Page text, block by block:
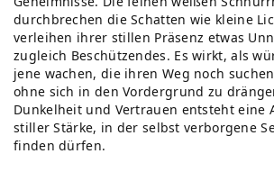
durchbrechen die Schatten wie kleine
verleihen ihrer stillen Präsenz etwas
zugleich Beschützendes. Es wirkt, als
jene wachen, die ihren Weg noch
ohne sich in den Vordergrund zu
Dunkelheit und Vertrauen entsteht eine
stiller Stärke, in der selbst verborgene
finden dürfen.